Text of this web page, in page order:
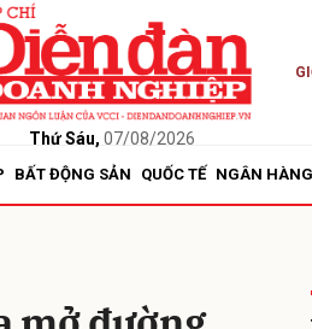
Thứ Sáu, 07/08/2026
BẤT ĐỘNG SẢN QUỐC TẾ NGÂN